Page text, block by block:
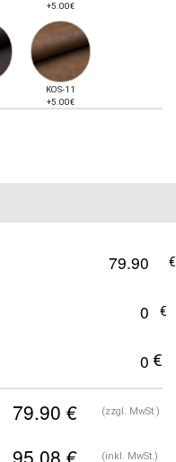
+5.00€
KOS-11
+5.00€
(zzgl. MwSt.)
(inkl. MwSt.)